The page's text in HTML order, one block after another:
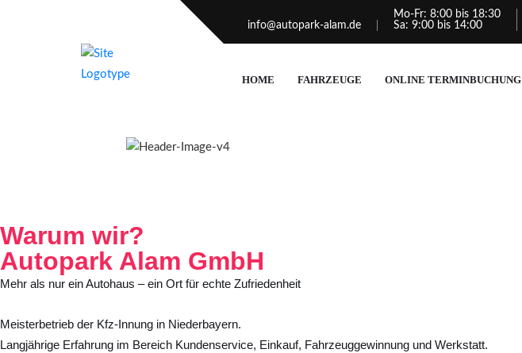
info@autopark-alam.de
Mo-Fr: 8:00 bis 18:30
Sa: 9:00 bis 14:00
HOME FAHRZEUGE ONLINE TERMINBUCHUNG
Warum wir?
Autopark Alam GmbH
Mehr als nur ein Autohaus – ein Ort für echte Zufriedenheit
Meisterbetrieb der Kfz-Innung in Niederbayern.
Langjährige Erfahrung im Bereich Kundenservice, Einkauf, Fahrzeuggewinnung und Werkstatt.